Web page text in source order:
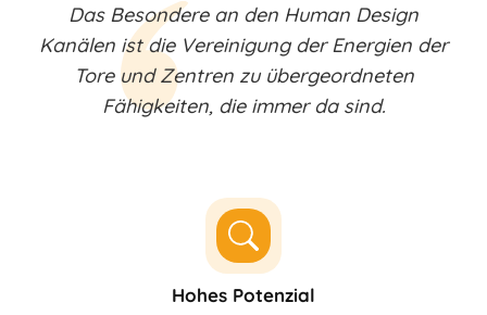
Das Besondere an den Human Design
Kanälen ist die Vereinigung der Energien der
Tore und Zentren zu übergeordneten
Fähigkeiten, die immer da sind.
Hohes Potenzial